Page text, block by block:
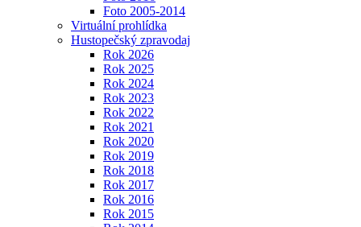
Foto 2005-2014
Virtuální prohlídka
Hustopečský zpravodaj
Rok 2026
Rok 2025
Rok 2024
Rok 2023
Rok 2022
Rok 2021
Rok 2020
Rok 2019
Rok 2018
Rok 2017
Rok 2016
Rok 2015